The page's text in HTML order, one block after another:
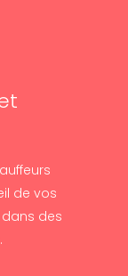
de vos
des